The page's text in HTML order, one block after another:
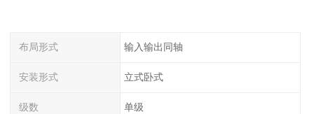
布局形式 输入输出同轴
安装形式 立式卧式
级数 单级